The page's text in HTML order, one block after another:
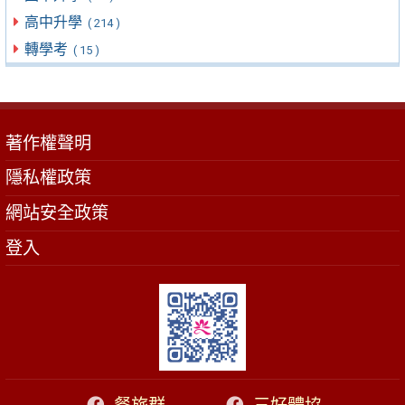
高中升學 ( 214 )
轉學考 ( 15 )
著作權聲明
隱私權政策
網站安全政策
登入